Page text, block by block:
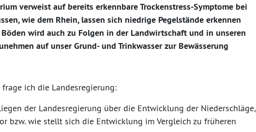
verweist auf bereits erkennbare Trockenstress-Symptome bei
wie dem Rhein, lassen sich niedrige Pegelstände erkennen
wird auch zu Folgen in der Landwirtschaft und in unseren
auf unser Grund- und Trinkwasser zur Bewässerung
ich die Landesregierung:
der Landesregierung über die Entwicklung der Niederschläge,
bzw. wie stellt sich die Entwicklung im Vergleich zu früheren